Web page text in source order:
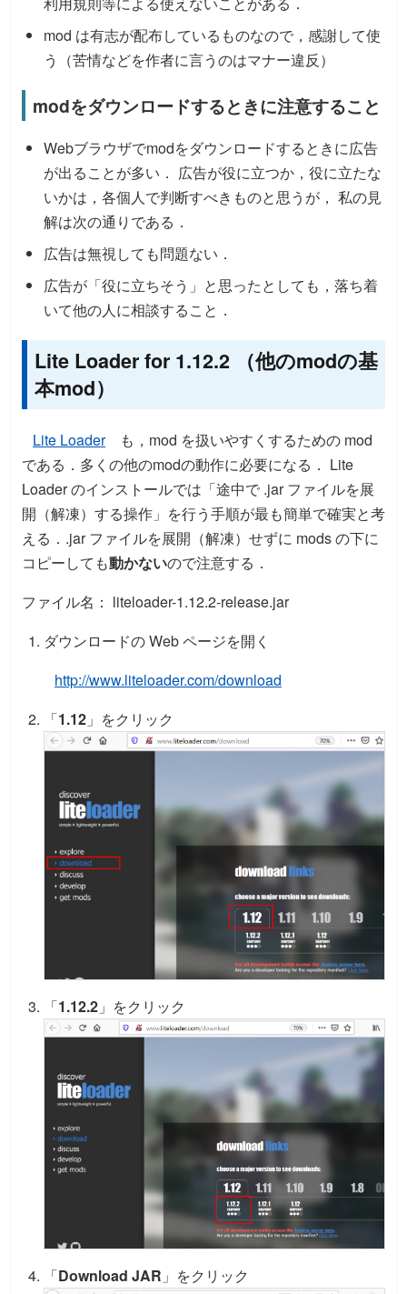
mod は有志が配布しているものなので，感謝して使
う（苦情などを作者に言うのはマナー違反）
modをダウンロードするときに注意すること
Webブラウザでmodをダウンロードするときに広告
が出ることが多い． 広告が役に立つか，役に立たな
いかは，各個人で判断すべきものと思うが， 私の見
解は次の通りである．
広告は無視しても問題ない．
広告が「役に立ちそう」と思ったとしても，落ち着
いて他の人に相談すること．
Lite Loader for 1.12.2 （他のmodの基
本mod）
Lite Loader
も，mod を扱いやすくするための mod
である．多くの他のmodの動作に必要になる． Lite
Loader のインストールでは「途中で .jar ファイルを展
開（解凍）する操作」を行う手順が最も簡単で確実と考
える．.jar ファイルを展開（解凍）せずに mods の下に
コピーしても動かないので注意する．
ファイル名： liteloader-1.12.2-release.jar
ダウンロードの Web ページを開く
http://www.liteloader.com/download
「1.12 」をクリック
「1.12.2 」をクリック
「Download JAR 」をクリック